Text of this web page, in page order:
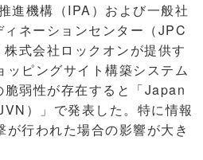
進機構（IPA）および一般社
ネーションセンター（JPC
式会社ロックオンが提供す
ッピングサイト構築システム
脆弱性が存在すると「Japan
）」で発表した。特に情報
行われた場合の影響が大き